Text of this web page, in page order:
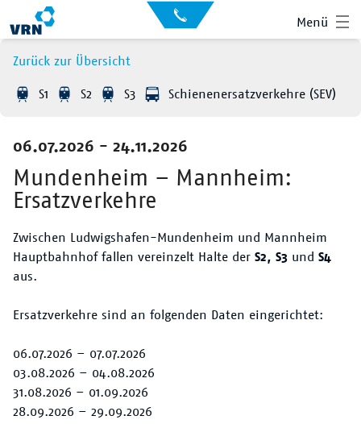
Menü
Auskunft
für
Kontakt
Leichte Sprache
Suche
Hauptnavigation
Fahrplan
Tickets
Der VRN
Zurück zur Übersicht
S1 S2 S3 Schienenersatzverkehre (SEV)
06.07.2026 - 24.11.2026
Mundenheim – Mannheim:
Ersatzverkehre
Zwischen Ludwigshafen-Mundenheim und Mannheim
Hauptbahnhof fallen vereinzelt Halte der S2, S3 und S4
aus.
Ersatzverkehre sind an folgenden Daten eingerichtet:
06.07.2026 – 07.07.2026
03.08.2026 – 04.08.2026
31.08.2026 – 01.09.2026
28.09.2026 – 29.09.2026